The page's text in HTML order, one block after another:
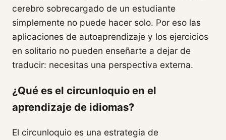
cerebro sobrecargado de un estudiante
simplemente no puede hacer solo. Por eso las
aplicaciones de autoaprendizaje y los ejercicios
en solitario no pueden enseñarte a dejar de
traducir: necesitas una perspectiva externa.
¿Qué es el circunloquio en el
aprendizaje de idiomas?
El circunloquio es una estrategia de